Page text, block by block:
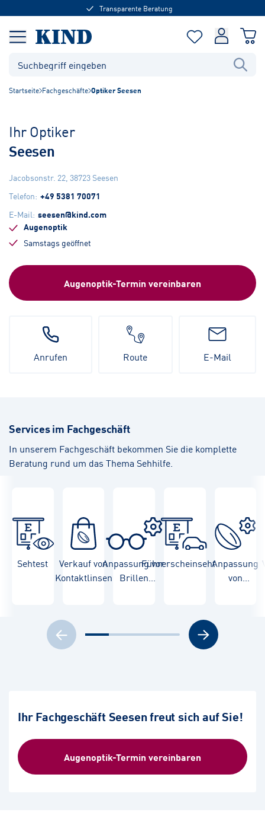
Transparente Beratung
Startseite Fachgeschäfte Optiker Seesen
Ihr Optiker
Seesen
Jacobsonstr. 22, 38723 Seesen
Telefon: +49 5381 70071
E-Mail: seesen@kind.com
Augenoptik
Samstags geöffnet
Augenoptik-Termin vereinbaren
Anrufen Route E-Mail
Services im Fachgeschäft
In unserem Fachgeschäft bekommen Sie die komplette
Beratung rund um das Thema Sehhilfe.
Sehtest
Verkauf von
Kontaktlinsen
Anpassung von
Brillen
FührerscheinsehtestAnpassung
von
Ihr Fachgeschäft Seesen freut sich auf Sie!
Augenoptik-Termin vereinbaren